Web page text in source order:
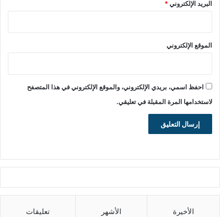
البريد الإلكتروني*
الموقع الإلكتروني
احفظ اسمي، بريدي الإلكتروني، والموقع الإلكتروني في هذا المتصفح
لاستخدامها المرة المقبلة في تعليقي.
الأخيرة الأشهر تعليقات